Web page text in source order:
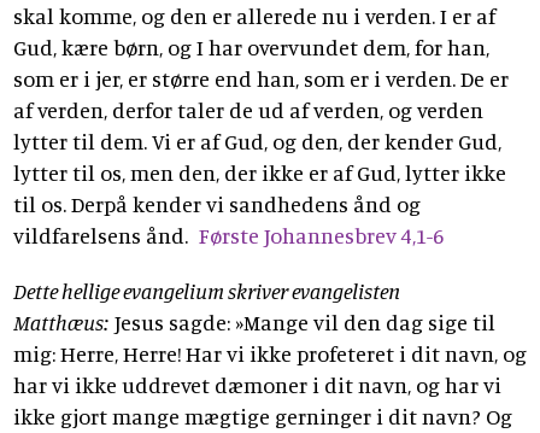
skal komme, og den er allerede nu i verden. I er af
Gud, kære børn, og I har overvundet dem, for han,
som er i jer, er større end han, som er i verden. De er
af verden, derfor taler de ud af verden, og verden
lytter til dem. Vi er af Gud, og den, der kender Gud,
lytter til os, men den, der ikke er af Gud, lytter ikke
til os. Derpå kender vi sandhedens ånd og
vildfarelsens ånd. Første Johannesbrev 4,1-6
Dette hellige evangelium skriver evangelisten
Matthæus: Jesus sagde: »Mange vil den dag sige til
mig: Herre, Herre! Har vi ikke profeteret i dit navn, og
har vi ikke uddrevet dæmoner i dit navn, og har vi
ikke gjort mange mægtige gerninger i dit navn? Og